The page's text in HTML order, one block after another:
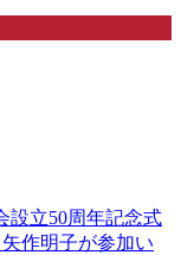
設立50周年記念式
作明子が参加い